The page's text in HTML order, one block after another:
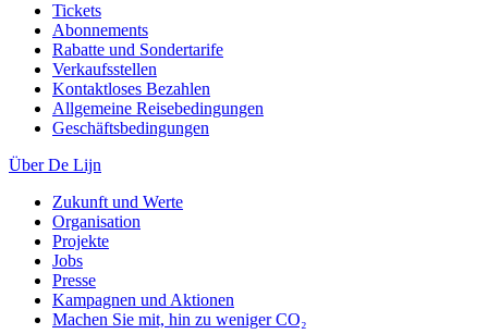
Tickets
Abonnements
Rabatte und Sondertarife
Verkaufsstellen
Kontaktloses Bezahlen
Allgemeine Reisebedingungen
Geschäftsbedingungen
Über De Lijn
Zukunft und Werte
Organisation
Projekte
Jobs
Presse
Kampagnen und Aktionen
Machen Sie mit, hin zu weniger CO₂